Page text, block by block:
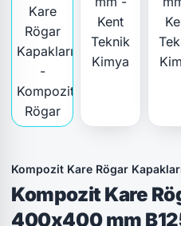
Kompozit Kare Rögar
Kompozit Kare
400x400 mm